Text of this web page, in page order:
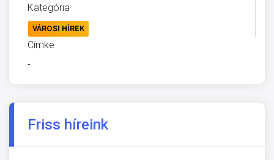
Kategória
VÁROSI HÍREK
Címke
-
Friss híreink